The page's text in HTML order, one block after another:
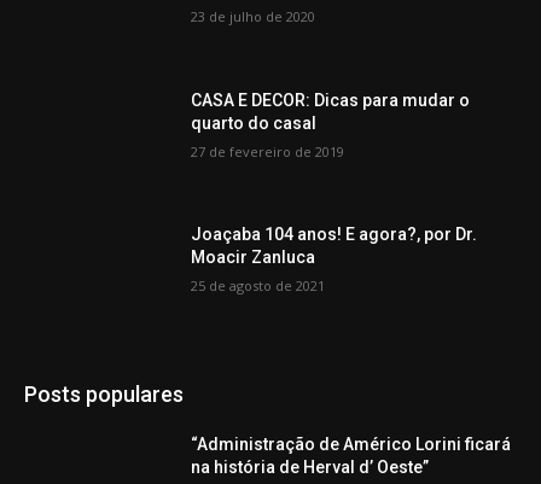
23 de julho de 2020
CASA E DECOR: Dicas para mudar o
quarto do casal
27 de fevereiro de 2019
Joaçaba 104 anos! E agora?, por Dr.
Moacir Zanluca
25 de agosto de 2021
Posts populares
“Administração de Américo Lorini ficará
na história de Herval d’ Oeste”